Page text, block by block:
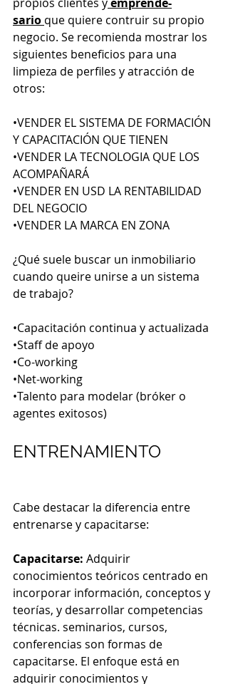
sario que quiere contruir su propio
negocio. Se recomienda mostrar los
siguientes beneficios para una
limpieza de perfiles y atracción de
otros:
•VENDER EL SISTEMA DE FORMACIÓN
Y CAPACITACIÓN QUE TIENEN
•VENDER LA TECNOLOGIA QUE LOS
ACOMPAÑARÁ
•VENDER EN USD LA RENTABILIDAD
DEL NEGOCIO
•VENDER LA MARCA EN ZONA
¿Qué suele buscar un inmobiliario
cuando queire unirse a un sistema
de trabajo?
•Capacitación continua y actualizada
•Staff de apoyo
•Co-working
•Net-working
•Talento para modelar (bróker o
agentes exitosos)
ENTRENAMIENTO
Cabe destacar la diferencia entre
entrenarse y capacitarse:
Capacitarse: Adquirir
conocimientos teóricos centrado en
incorporar información, conceptos y
teorías, y desarrollar competencias
técnicas. seminarios, cursos,
conferencias son formas de
capacitarse. El enfoque está en
adquirir conocimientos y